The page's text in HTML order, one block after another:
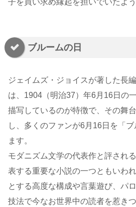
子を買い求め縁起を担いでいたよう
ブルームの日
ジェイムズ・ジョイスが著した長
は、1904（明治37）年6月16日の
描写しているのが特徴で、その舞
し、多くのファンが6月16日を「
ます。
モダニズム文学の代表作と評され
表する重要な小説の一つともいわ
とする高度な構成や言葉遊び、パ
技法で今なお世界中の読者を惹きつ